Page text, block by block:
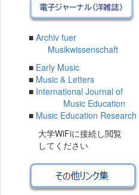
■ Archiv fuer
Musikwissenschaft
■ Early Music
■ Music & Letters
■ International Journal of
Music Education
■ Music Education Research
大学WiFiに接続し閲覧
してください